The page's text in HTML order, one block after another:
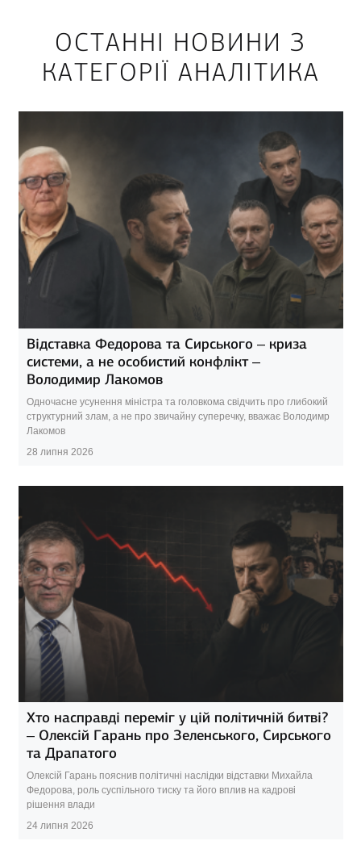
ОСТАННІ НОВИНИ З
КАТЕГОРІЇ АНАЛІТИКА
Відставка Федорова та Сирського – криза
системи, а не особистий конфлікт –
Володимир Лакомов
Одночасне усунення міністра та головкома свідчить про глибокий
структурний злам, а не про звичайну суперечку, вважає Володимр
Лакомов
28 липня 2026
Хто насправді переміг у цій політичній битві?
– Олексій Гарань про Зеленського, Сирського
та Драпатого
Олексій Гарань пояснив політичні наслідки відставки Михайла
Федорова, роль суспільного тиску та його вплив на кадрові
рішення влади
24 липня 2026